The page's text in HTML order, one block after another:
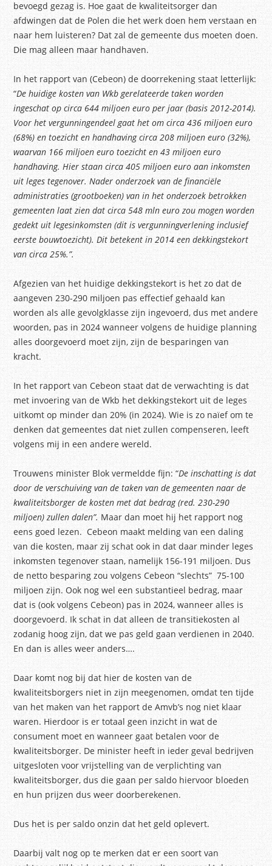
bevoegd gezag is. Hoe gaat de kwaliteitsorger dan
afdwingen dat de Polen die het werk doen hem verstaan en
naar hem luisteren? Dat zal de gemeente dus moeten doen.
Die mag alleen maar handhaven.
In het rapport van (Cebeon) de doorrekening staat letterlijk:
“De huidige kosten van Wkb gerelateerde taken worden
ingeschat op circa 644 miljoen euro per jaar (basis 2012-2014).
Voor het vergunningendeel gaat het om circa 436 miljoen euro
(68%) en toezicht en handhaving circa 208 miljoen euro (32%),
waarvan 166 miljoen euro toezicht en 43 miljoen euro
handhaving. Hier staan circa 405 miljoen euro aan inkomsten
uit leges tegenover. Nader onderzoek van de financiële
administraties (grootboeken) van in het onderzoek betrokken
gemeenten laat zien dat circa 548 mln euro zou mogen worden
gedekt uit legesinkomsten (dit is vergunningverlening inclusief
eerste bouwtoezicht). Dit betekent in 2014 een dekkingstekort
van circa 25%.”.
Afgezien van het huidige dekkingstekort is het zo dat de
aangeven 230-290 miljoen pas effectief gehaald kan
worden als alle gevolgklasse zijn ingevoerd, dus met andere
woorden, pas in 2024 wanneer volgens de huidige planning
alles doorgevoerd moet zijn, zijn de besparingen van
kracht.
In het rapport van Cebeon staat dat de verwachting is dat
met invoering van de Wkb het dekkingstekort uit de leges
uitkomt op minder dan 20% (in 2024). Wie is zo naïef om te
denken dat gemeentes dat niet zullen compenseren, leeft
volgens mij in een andere wereld.
Trouwens minister Blok vermeldde fijn: “De inschatting is dat
door de verschuiving van de taken van de gemeenten naar de
kwaliteitsborger de kosten met dat bedrag (red. 230-290
miljoen) zullen dalen”. Maar dan moet hij het rapport nog
eens goed lezen. Cebeon maakt melding van een daling
van die kosten, maar zij schat ook in dat daar minder leges
inkomsten tegenover staan, namelijk 156-191 miljoen. Dus
de netto besparing zou volgens Cebeon “slechts” 75-100
miljoen zijn. Ook nog wel een substantieel bedrag, maar
dat is (ook volgens Cebeon) pas in 2024, wanneer alles is
doorgevoerd. Ik schat in dat alleen de transitiekosten al
zodanig hoog zijn, dat we pas geld gaan verdienen in 2040.
En dan is alles weer anders….
Daar komt nog bij dat hier de kosten van de
kwaliteitsborgers niet in zijn meegenomen, omdat ten tijde
van het maken van het rapport de Amvb’s nog niet klaar
waren. Hierdoor is er totaal geen inzicht in wat de
consument moet en wanneer gaat betalen voor de
kwaliteitsborger. De minister heeft in ieder geval bedrijven
uitgesloten voor vrijstelling van de verplichting van
kwaliteitsborger, dus die gaan per saldo hiervoor bloeden
en hun prijzen dus weer doorberekenen.
Dus het is per saldo onzin dat het geld oplevert.
Daarbij valt nog op te merken dat er een soort van